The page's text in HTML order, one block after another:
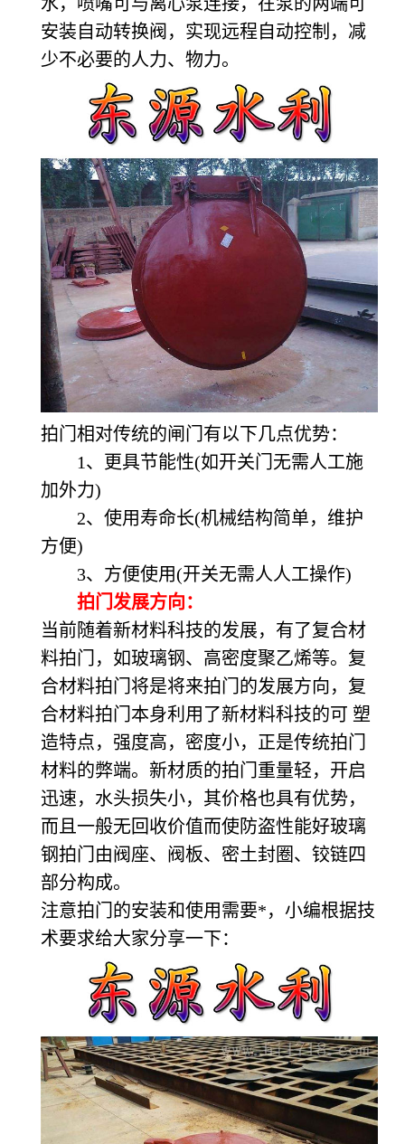
安装自动转换阀，实现远程自动控制，减
少不必要的人力、物力。
拍门相对传统的闸门有以下几点优势：
1、更具节能性(如开关门无需人工施
加外力)
2、使用寿命长(机械结构简单，维护
方便)
3、方便使用(开关无需人人工操作)
拍门发展方向：
当前随着新材料科技的发展，有了复合材
料拍门，如玻璃钢、高密度聚乙烯等。复
合材料拍门将是将来拍门的发展方向，复
合材料拍门本身利用了新材料科技的可 塑
造特点，强度高，密度小，正是传统拍门
材料的弊端。新材质的拍门重量轻，开启
迅速，水头损失小，其价格也具有优势，
而且一般无回收价值而使防盗性能好玻璃
钢拍门由阀座、阀板、密土封圈、铰链四
部分构成。
注意拍门的安装和使用需要*，小编根据技
术要求给大家分享一下：